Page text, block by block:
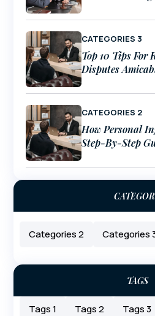
Top 10 Tips For
Disputes
CATEGORIES 3
How Personal
Step-By-Step
CATEGORIES 2
Categories 2 Categories
TAGS
Tags 1 Tags 2 Tags 3